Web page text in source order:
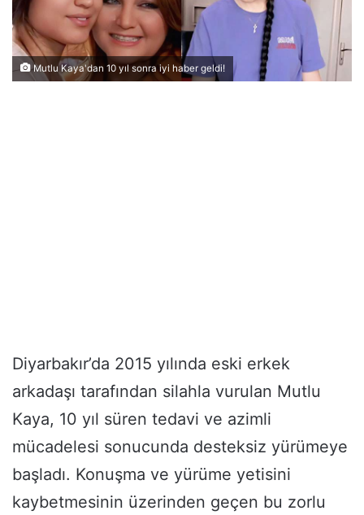
Mutlu Kaya'dan 10 yıl sonra iyi haber geldi!
Diyarbakır’da 2015 yılında eski erkek
arkadaşı tarafından silahla vurulan Mutlu
Kaya, 10 yıl süren tedavi ve azimli
mücadelesi sonucunda desteksiz yürümeye
başladı. Konuşma ve yürüme yetisini
kaybetmesinin üzerinden geçen bu zorlu